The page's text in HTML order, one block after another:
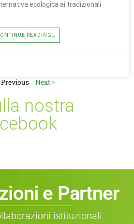
ecologica ai tradizionali
READING…
Previous Next »
nostra
e Partner
istituzionali